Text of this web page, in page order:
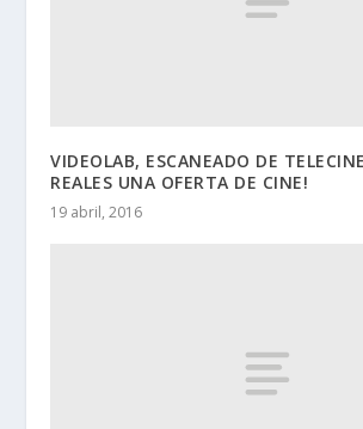
VIDEOLAB, ESCANEADO DE
REALES UNA OFERTA DE CINE!
19 abril, 2016